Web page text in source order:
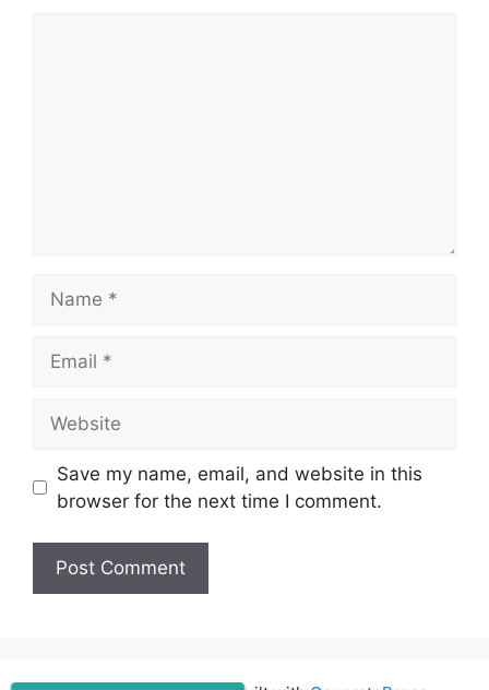
Save my name, email, and website in this
browser for the next time I comment.